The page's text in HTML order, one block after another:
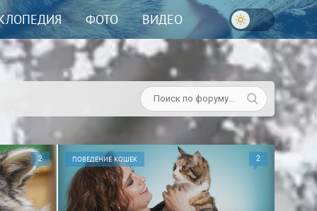
ФОТО ВИДЕО
2 ПОВЕДЕНИЕ КОШЕК 2